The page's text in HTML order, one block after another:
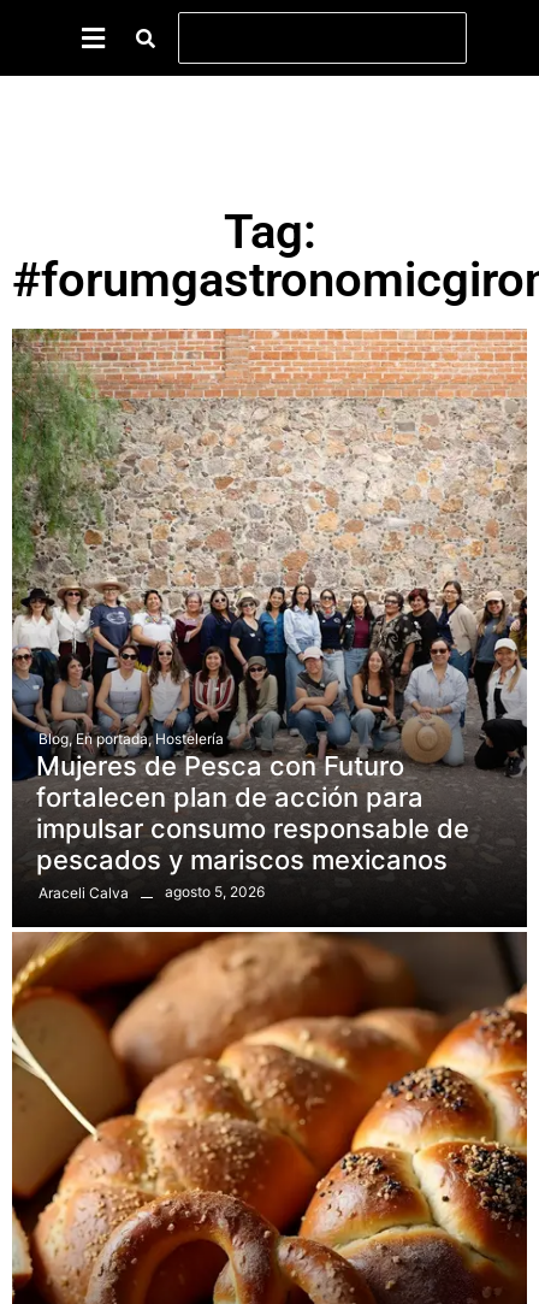
Tag:
Blog, En portada, Hostelería
Mujeres de Pesca con Futuro
fortalecen plan de acción para
impulsar consumo responsable de
pescados y mariscos mexicanos
Araceli Calva agosto 5, 2026